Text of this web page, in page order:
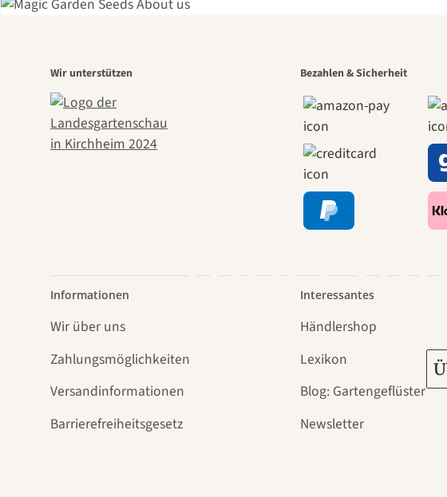
Einer
führt
Wir unterstützen Bezahlen & Sicherheit
Informationen
Wir über uns
Zahlungsmöglichkeiten
Versandinformationen
Barrierefreiheitsgesetz
Interessantes
Händlershop
Lexikon
Blog: Gartengeflüster
Newsletter